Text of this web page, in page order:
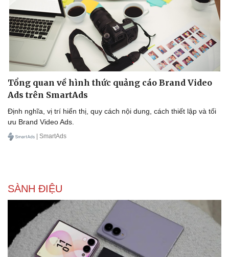
Văn hóa
Sân khấu - Điện ảnh
Văn học
Di sản
Giải trí
Nghệ sĩ
Tổng quan về hình thức quảng cáo Brand Video
Ads trên SmartAds
Định nghĩa, vị trí hiển thị, quy cách nội dung, cách thiết lập và tối
ưu Brand Video Ads.
| SmartAds
SÀNH ĐIỆU